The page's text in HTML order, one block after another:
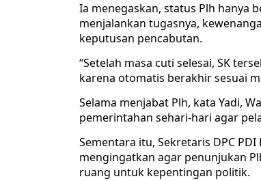
Ia menegaskan, status Plh hanya
menjalankan tugasnya,
keputusan pencabutan.
“Setelah masa cuti selesai, SK
karena otomatis berakhir sesuai
Selama menjabat Plh, kata Yadi,
pemerintahan sehari-hari agar
Sementara itu, Sekretaris DPC
mengingatkan agar penunjukan
ruang untuk kepentingan politik.